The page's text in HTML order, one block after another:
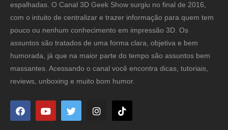
espalhadas. O Canal 3D Geek Show surgiu no final de 2016,
com o intuito de centralizar e trazer informação para quem tem
pouco ou nenhum conhecimento em impressão 3D. Os
assuntos são tratados de uma forma clara, objetiva e bem
humorada, já que na maior parte do tempo são assuntos bem
massantes. Acessando o canal você encontra dicas, tutoriais,
reviews, unboxing e muito bom humor.